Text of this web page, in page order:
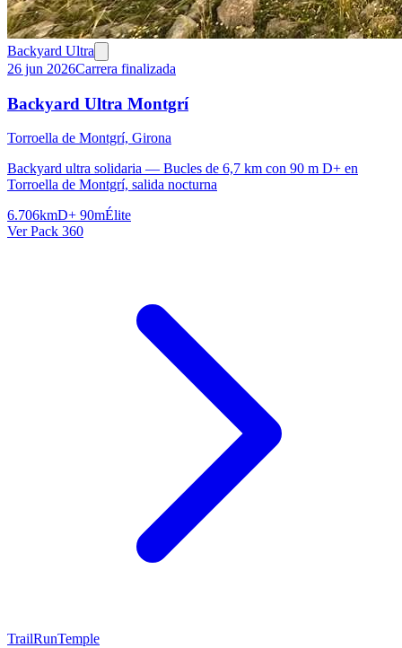
Backyard Ultra
26 jun 2026Carrera finalizada
Backyard Ultra Montgrí
Torroella de Montgrí, Girona
Backyard ultra solidaria — Bucles de 6,7 km con 90 m D+ en
Torroella de Montgrí, salida nocturna
6.706kmD+ 90mÉlite
Ver Pack 360
TrailRunTemple